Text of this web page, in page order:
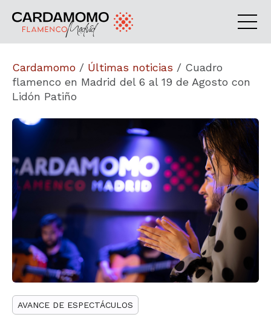
Cardamomo / Últimas noticias / Cuadro
flamenco en Madrid del 6 al 19 de Agosto con
Lidón Patiño
AVANCE DE ESPECTÁCULOS